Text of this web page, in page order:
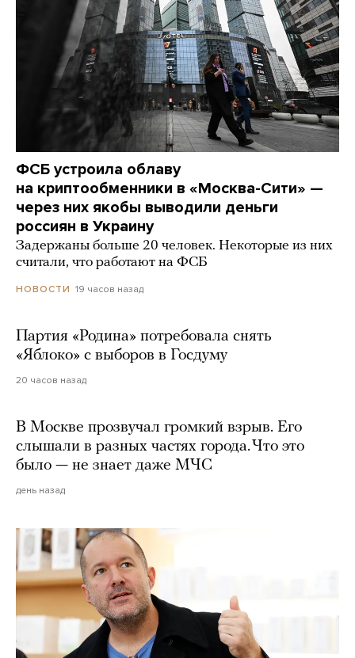
ФСБ устроила облаву
на криптообменники в «Москва-Сити» —
через них якобы выводили деньги
россиян в Украину
Задержаны больше 20 человек. Некоторые из них
считали, что работают на ФСБ
НОВОСТИ 19 часов назад
Партия «Родина» потребовала снять
«Яблоко» с выборов в Госдуму
20 часов назад
В Москве прозвучал громкий взрыв. Его
слышали в разных частях города. Что это
было — не знает даже МЧС
день назад